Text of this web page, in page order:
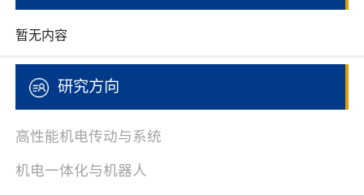
暂无内容
研究方向
高性能机电传动与系统
机电一体化与机器人